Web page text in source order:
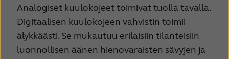
Analogiset kuulokojeet toimivat tuolla tavalla.
Digitaalisen kuulokojeen vahvistin toimii
älykkäästi. Se mukautuu erilaisiin tilanteisiin
luonnollisen äänen hienovaraisten sävyjen ja